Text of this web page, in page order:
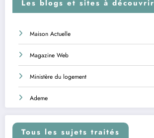
Les blogs et sites à découvrir
Maison Actuelle
Magazine Web
Ministère du logement
Ademe
Tous les sujets traités